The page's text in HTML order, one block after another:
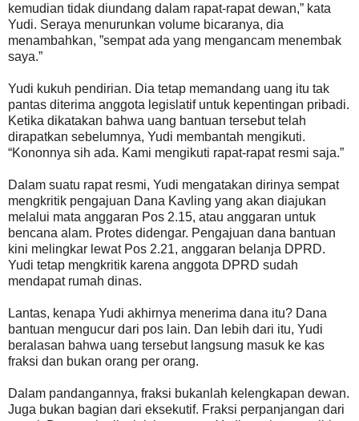
kemudian tidak diundang dalam rapat-rapat dewan,” kata
Yudi. Seraya menurunkan volume bicaranya, dia
menambahkan, ”sempat ada yang mengancam menembak
saya.”
Yudi kukuh pendirian. Dia tetap memandang uang itu tak
pantas diterima anggota legislatif untuk kepentingan pribadi.
Ketika dikatakan bahwa uang bantuan tersebut telah
dirapatkan sebelumnya, Yudi membantah mengikuti.
“Kononnya sih ada. Kami mengikuti rapat-rapat resmi saja.”
Dalam suatu rapat resmi, Yudi mengatakan dirinya sempat
mengkritik pengajuan Dana Kavling yang akan diajukan
melalui mata anggaran Pos 2.15, atau anggaran untuk
bencana alam. Protes didengar. Pengajuan dana bantuan
kini melingkar lewat Pos 2.21, anggaran belanja DPRD.
Yudi tetap mengkritik karena anggota DPRD sudah
mendapat rumah dinas.
Lantas, kenapa Yudi akhirnya menerima dana itu? Dana
bantuan mengucur dari pos lain. Dan lebih dari itu, Yudi
beralasan bahwa uang tersebut langsung masuk ke kas
fraksi dan bukan orang per orang.
Dalam pandangannya, fraksi bukanlah kelengkapan dewan.
Juga bukan bagian dari eksekutif. Fraksi perpanjangan dari